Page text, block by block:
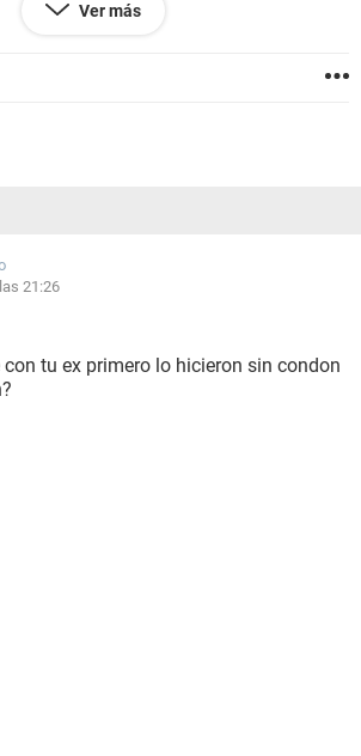
7 semanas de embarazo al dia 15 de
¿O existe alguna posibilidad de que
Ver más
21:26
con tu ex primero lo hicieron sin condon